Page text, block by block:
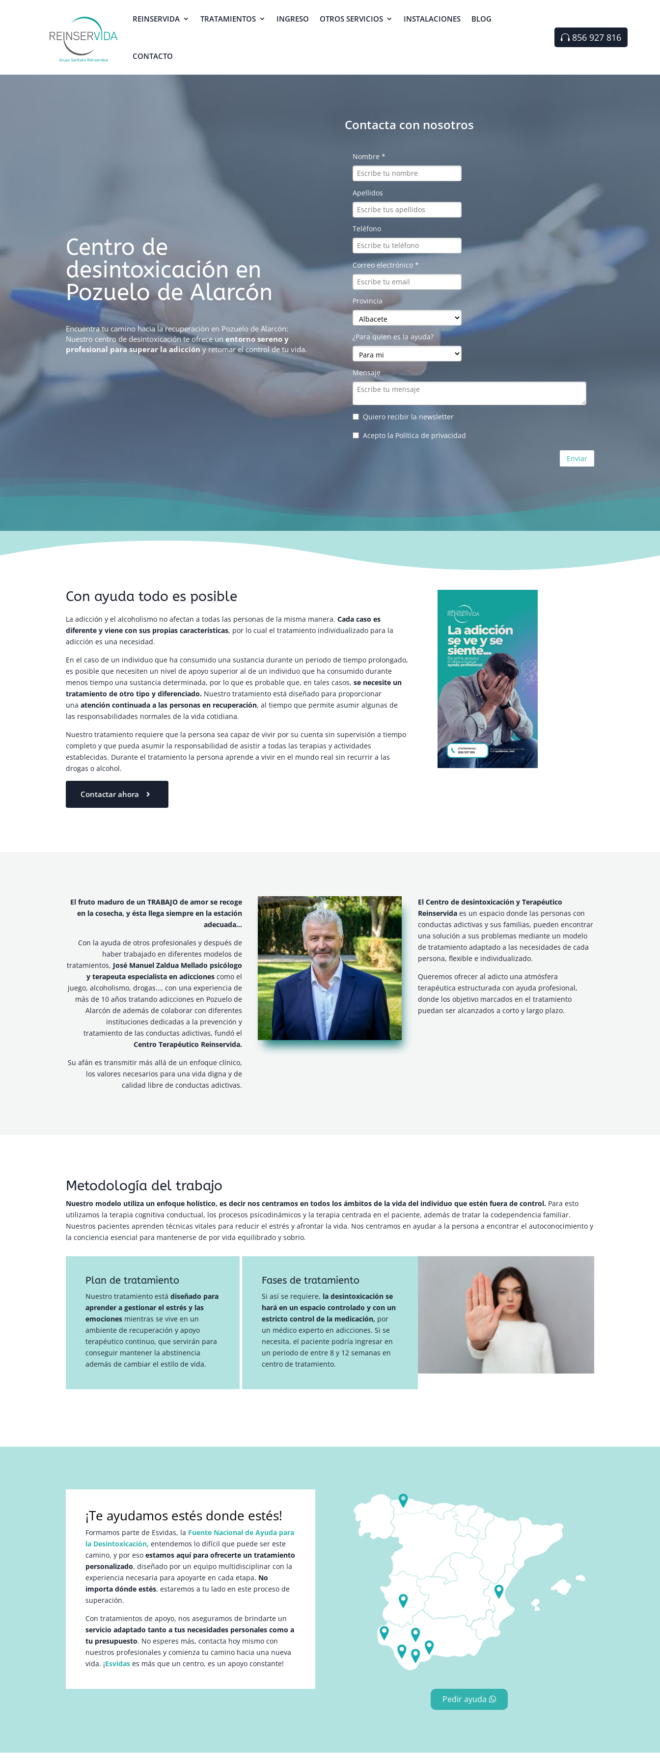
REINSERVIDA TRATAMIENTOS INGRESO OTROS SERVICIOS INSTALACIONES BLOG
CONTACTO
856 927 816
Centro de
desintoxicación en
Pozuelo de Alarcón
Encuentra tu camino hacia la recuperación en Pozuelo de Alarcón:
Nuestro centro de desintoxicación te ofrece unentorno sereno y
profesional para superar la adicción y retomar el control de tu vida.
Contacta con nosotros
Con ayuda todo es posible
La adicción y el alcoholismo no afectan a todas las personas de la misma manera.Cada caso es
diferente y viene con sus propias características, por lo cual el tratamiento individualizado para la
adicción es una necesidad.
En el caso de un individuo que ha consumido una sustancia durante un periodo de tiempo prolongado,
es posible que necesiten un nivel de apoyo superior al de un individuo que ha consumido durante
menos tiempo una sustancia determinada, por lo que es probable que, en tales casos,se necesite un
tratamiento de otro tipo y diferenciado. Nuestro tratamiento está diseñado para proporcionar
unaatención continuada a las personas en recuperación, al tiempo que permite asumir algunas de
las responsabilidades normales de la vida cotidiana.
Nuestro tratamiento requiere que la persona sea capaz de vivir por su cuenta sin supervisión a tiempo
completo y que pueda asumir la responsabilidad de asistir a todas las terapias y actividades
establecidas. Durante el tratamiento la persona aprende a vivir en el mundo real sin recurrir a las
drogas o alcohol.
Contactar ahora
El fruto maduro de un TRABAJO de amor se recoge
en la cosecha, y ésta llega siempre en la estación
adecuada…
Con la ayuda de otros profesionales y después de
haber trabajado en diferentes modelos de
tratamientos, José Manuel Zaldua Mellado psicólogo
y terapeuta especialista en adiccionescomo el
juego, alcoholismo, drogas…, con una experiencia de
más de 10 años tratando adicciones en Pozuelo de
Alarcón de además de colaborar con diferentes
instituciones dedicadas a la prevención y
tratamiento de las conductas adictivas, fundó el
Centro Terapéutico Reinservida.
Su afán es transmitir más allá de un enfoque clínico,
los valores necesarios para una vida digna y de
calidad libre de conductas adictivas.
El Centro de desintoxicación y Terapéutico
Reinservida es un espacio donde las personas con
conductas adictivas y sus familias, pueden encontrar
una solución a sus problemas mediante un modelo
de tratamiento adaptado a las necesidades de cada
persona, flexible e individualizado.
Queremos ofrecer al adicto una atmósfera
terapéutica estructurada con ayuda profesional,
donde los objetivo marcados en el tratamiento
puedan ser alcanzados a corto y largo plazo.
Metodología del trabajo
Nuestro modelo utiliza un enfoque holístico, es decir nos centramos en todos los ámbitos de la vida del individuo que estén fuera de control. Para esto
utilizamos la terapia cognitiva conductual, los procesos psicodinámicos y la terapia centrada en el paciente, además de tratar la codependencia familiar.
Nuestros pacientes aprenden técnicas vitales para reducir el estrés y afrontar la vida. Nos centramos en ayudar a la persona a encontrar el autoconocimiento y
la conciencia esencial para mantenerse de por vida equilibrado y sobrio.
Plan de tratamiento
Nuestro tratamiento está diseñado para
aprender a gestionar el estrés y las
emociones mientras se vive en un
ambiente de recuperación y apoyo
terapéutico continuo, que servirán para
conseguir mantener la abstinencia
además de cambiar el estilo de vida.
Fases de tratamiento
Si así se requiere, la desintoxicación se
hará en un espacio controlado y con un
estricto control de la medicación, por
un médico experto en adicciones. Si se
necesita, el paciente podría ingresar en
un periodo de entre 8 y 12 semanas en
centro de tratamiento.
¡Te ayudamos estés donde estés!
Formamos parte de Esvidas, la Fuente Nacional de Ayuda para
la Desintoxicación, entendemos lo difícil que puede ser este
camino, y por esoestamos aquí para ofrecerte un tratamiento
personalizado, diseñado por un equipo multidisciplinar con la
experiencia necesaria para apoyarte en cada etapa. No
importa dónde estés, estaremos a tu lado en este proceso de
superación.
Con tratamientos de apoyo, nos aseguramos de brindarte un
servicio adaptado tanto a tus necesidades personales como a
tu presupuesto. No esperes más, contacta hoy mismo con
nuestros profesionales y comienza tu camino hacia una nueva
vida. ¡Esvidas es más que un centro, es un apoyo constante!
Pedir ayuda